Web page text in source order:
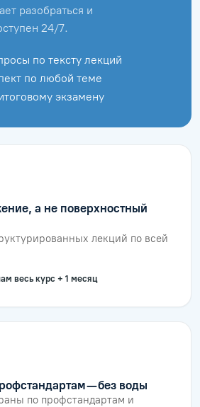
разобраться и
24/7.
по тексту лекций
по любой теме
экзамену
а не поверхностный
лекций по всей
весь курс + 1 месяц
— без воды
по профстандартам и